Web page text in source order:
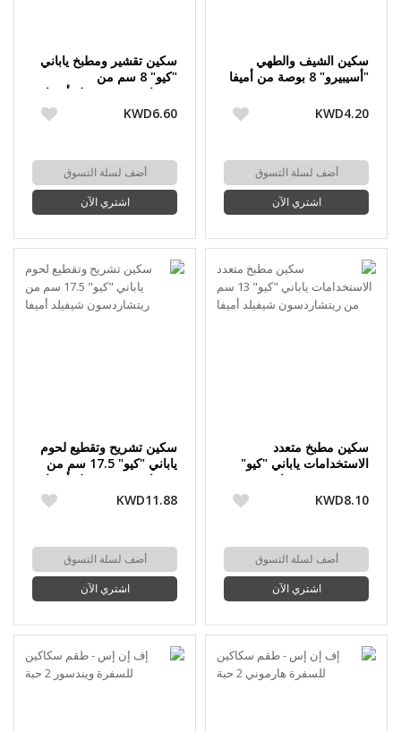
سكين الشيف والطهي
"أسيبيرو" 8 بوصة من أميفا
KWD4.20
أضف لسلة التسوق
اشتري الآن
سكين تقشير ومطبخ ياباني
"كيو" 8 سم من
ريتشاردسون شيفيلد أميفا
KWD6.60
أضف لسلة التسوق
اشتري الآن
سكين مطبخ متعدد
الاستخدامات ياباني "كيو"
13 سم من ريتشاردسون
شيفيلد أميفا
KWD8.10
أضف لسلة التسوق
اشتري الآن
سكين تشريح وتقطيع لحوم
ياباني "كيو" 17.5 سم من
ريتشاردسون شيفيلد أميفا
KWD11.88
أضف لسلة التسوق
اشتري الآن